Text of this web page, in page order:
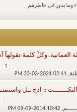
وما يدور في خاطرهم
العمانية، وكلْ كلمة تقولهآ
‏, 22-03-2021 02:41 PM
1
النكـــــــت :: ادخ ــل
‏, 09-09-2014 10:42 PM